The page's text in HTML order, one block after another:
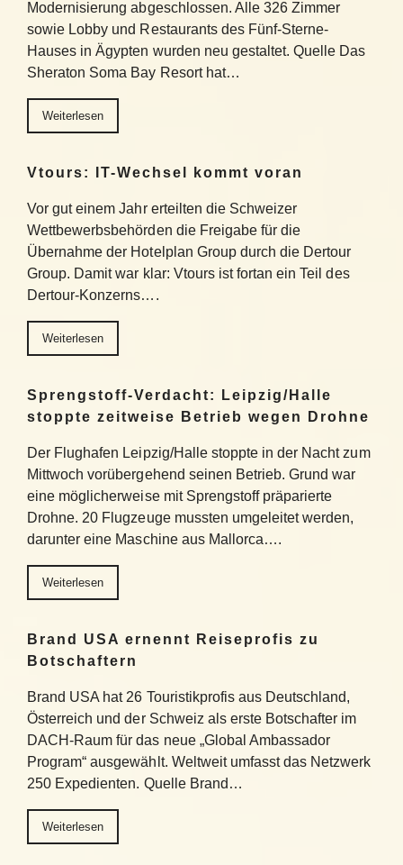
Modernisierung abgeschlossen. Alle 326 Zimmer
sowie Lobby und Restaurants des Fünf-Sterne-
Hauses in Ägypten wurden neu gestaltet. Quelle Das
Sheraton Soma Bay Resort hat…
Weiterlesen
Vtours: IT-Wechsel kommt voran
Vor gut einem Jahr erteilten die Schweizer
Wettbewerbsbehörden die Freigabe für die
Übernahme der Hotelplan Group durch die Dertour
Group. Damit war klar: Vtours ist fortan ein Teil des
Dertour-Konzerns….
Weiterlesen
Sprengstoff-Verdacht: Leipzig/Halle
stoppte zeitweise Betrieb wegen Drohne
Der Flughafen Leipzig/Halle stoppte in der Nacht zum
Mittwoch vorübergehend seinen Betrieb. Grund war
eine möglicherweise mit Sprengstoff präparierte
Drohne. 20 Flugzeuge mussten umgeleitet werden,
darunter eine Maschine aus Mallorca….
Weiterlesen
Brand USA ernennt Reiseprofis zu
Botschaftern
Brand USA hat 26 Touristikprofis aus Deutschland,
Österreich und der Schweiz als erste Botschafter im
DACH-Raum für das neue „Global Ambassador
Program“ ausgewählt. Weltweit umfasst das Netzwerk
250 Expedienten. Quelle Brand…
Weiterlesen